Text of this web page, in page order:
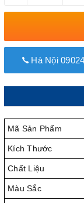
Hà Nội
Mã Sản Phẩm
Kích Thước
Chất Liệu
Màu Sắc